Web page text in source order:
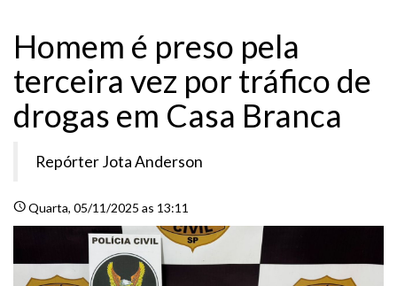
Homem é preso pela
terceira vez por tráfico de
drogas em Casa Branca
Repórter Jota Anderson
scheduleQuarta, 05/11/2025 as 13:11